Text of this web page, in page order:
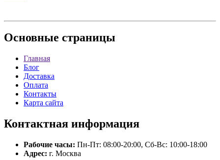
Основные страницы
Главная
Блог
Доставка
Оплата
Контакты
Карта сайта
Контактная информация
Рабочие часы: Пн-Пт: 08:00-20:00, Сб-Вс: 10:00-18:00
Адрес: г. Москва